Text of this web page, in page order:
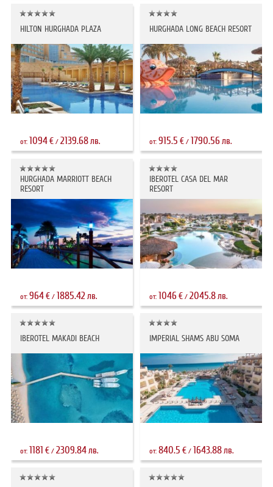
HILTON HURGHADA PLAZA
от: 1094€/ 2139.68лв.
HURGHADA LONG BEACH RESORT
от:915.5 € / 1790.56лв.
HURGHADA MARRIOTT BEACH
RESORT
от: 964€/ 1885.42лв.
IBEROTEL CASA DEL MAR
RESORT
от: 1046€ /2045.8лв.
IBEROTEL MAKADI BEACH
от: 1181 €/ 2309.84лв.
IMPERIAL SHAMS ABU SOMA
от:840.5 € / 1643.88лв.